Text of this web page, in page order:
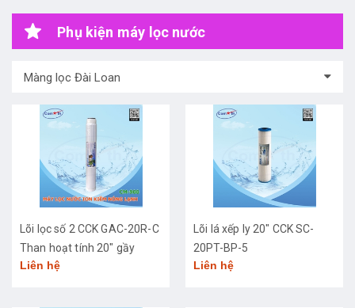
Phụ kiện máy lọc nước
Màng lọc Đài Loan
Lõi lọc số 2 CCK GAC-20R-C
Than hoạt tính 20" gầy
Liên hệ
Lõi lá xếp ly 20" CCK SC-
20PT-BP-5
Liên hệ